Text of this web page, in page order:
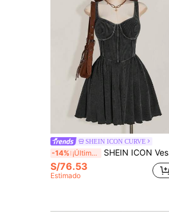
SHEIN ICON CURVE
-14% ¡Últimos 3 días SHEIN ICON Vestido de punto con cuello cuadrado, copa de busto dividida y cintura entallada, adecuado para uso diario, estilo Y2K, vuelta al colegio, boho, vestido de verano en tallas grandes
S/76.53
Estimado